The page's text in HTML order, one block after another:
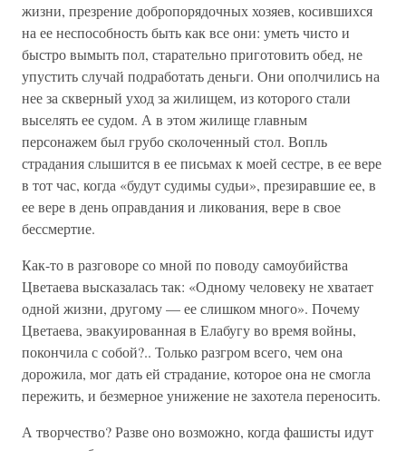
жизни, презрение добропорядочных хозяев, косившихся
на ее неспособность быть как все они: уметь чисто и
быстро вымыть пол, старательно приготовить обед, не
упустить случай подработать деньги. Они ополчились на
нее за скверный уход за жилищем, из которого стали
выселять ее судом. А в этом жилище главным
персонажем был грубо сколоченный стол. Вопль
страдания слышится в ее письмах к моей сестре, в ее вере
в тот час, когда «будут судимы судьи», презиравшие ее, в
ее вере в день оправдания и ликования, вере в свое
бессмертие.
Как-то в разговоре со мной по поводу самоубийства
Цветаева высказалась так: «Одному человеку не хватает
одной жизни, другому — ее слишком много». Почему
Цветаева, эвакуированная в Елабугу во время войны,
покончила с собой?.. Только разгром всего, чем она
дорожила, мог дать ей страдание, которое она не смогла
пережить, и безмерное унижение не захотела переносить.
А творчество? Разве оно возможно, когда фашисты идут